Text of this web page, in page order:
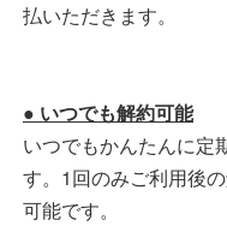
払いただきます。
● いつでも解約可能
いつでもかんたんに定
す。1回のみご利用後
可能です。